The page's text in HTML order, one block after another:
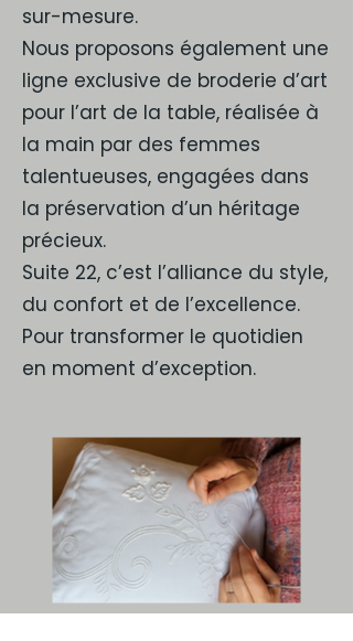
sur-mesure.
Nous proposons également une
ligne exclusive de broderie d’art
pour l’art de la table, réalisée à
la main par des femmes
talentueuses, engagées dans
la préservation d’un héritage
précieux.
Suite 22, c’est l’alliance du style,
du confort et de l’excellence.
Pour transformer le quotidien
en moment d’exception.